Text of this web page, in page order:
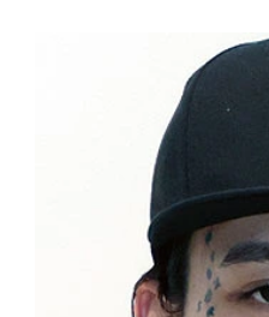
CLUCT 2026 冬
COLLECTION